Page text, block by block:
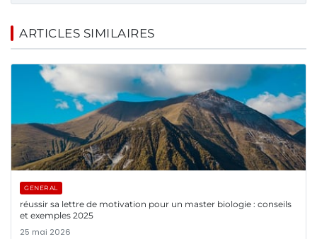
ARTICLES SIMILAIRES
GENERAL
réussir sa lettre de motivation pour un master biologie : conseils
et exemples 2025
25 mai 2026